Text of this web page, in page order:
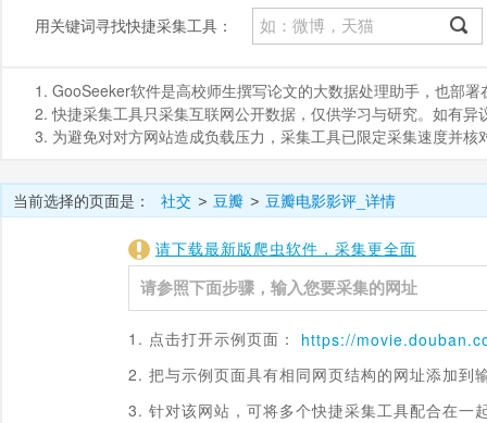
用关键词寻找快捷采集工具：
1. GooSeeker软件是高校师生撰写论文的大数据处理助手，也部
2. 快捷采集工具只采集互联网公开数据，仅供学习与研究。如有
3. 为避免对对方网站造成负载压力，采集工具已限定采集速度并
当前选择的页面是： 社交 > 豆瓣 > 豆瓣电影影评_详情
请下载最新版爬虫软件，采集更全面
1. 点击打开示例页面： https://movie.
2. 把与示例页面具有相同网页结构的网址添加到
3. 针对该网站，可将多个快捷采集工具配合在一